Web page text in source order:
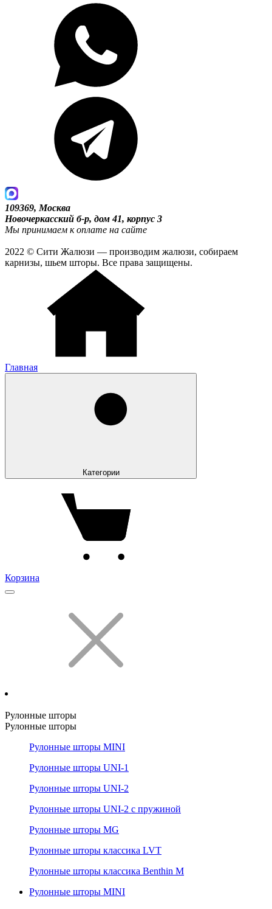
109369, Москва
Новочеркасский б-р, дом 41, корпус 3
Мы принимаем к оплате на сайте
2022 © Сити Жалюзи — производим жалюзи, собираем
карнизы, шьем шторы. Все права защищены.
Главная
Категории
Корзина
Рулонные шторы
Рулонные шторы
Рулонные шторы MINI
Рулонные шторы UNI-1
Рулонные шторы UNI-2
Рулонные шторы UNI-2 с пружиной
Рулонные шторы MG
Рулонные шторы классика LVT
Рулонные шторы классика Benthin M
Рулонные шторы MINI